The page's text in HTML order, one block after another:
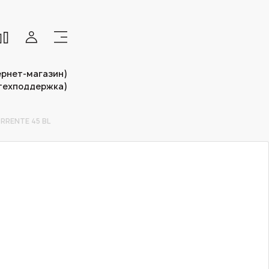
магазин)
45 BL